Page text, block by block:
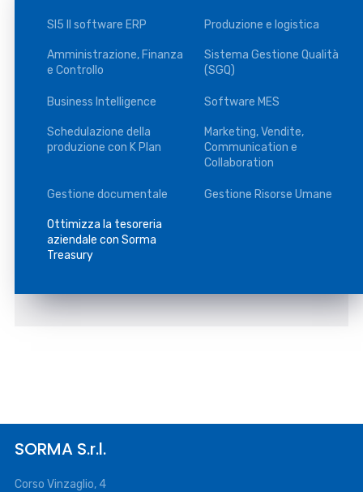
SI5 Il software ERP Produzione e logistica
Amministrazione, Finanza
e Controllo
Sistema Gestione Qualità
(SGQ)
Business Intelligence Software MES
Schedulazione della
produzione con K Plan
Marketing, Vendite,
Communication e
Collaboration
Gestione documentale Gestione Risorse Umane
Ottimizza la tesoreria
aziendale con Sorma
Treasury
SORMA S.r.l.
Corso Vinzaglio, 4